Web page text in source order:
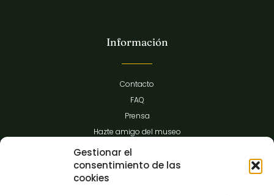
Gestionar el
consentimiento de las
cookies
Información
Contacto
FAQ
Prensa
Hazte amigo del museo
Transparencia